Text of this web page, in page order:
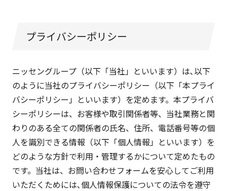
プライバシーポリシー
ニッセングループ（以下「当社」といいます）は､以下
のように当社のプライバシーポリシー（以下「本プライ
バシーポリシー」といいます）を定めます。本プライバ
シーポリシーは、お客様や取引関係者等、当社業務と関
わりのある全ての関係者の氏名、住所、電話番号等の個
人を識別できる情報（以下「個人情報」といいます）を
どのような方針で利用・管理するかについて定めたもの
です。当社は、お問い合わせフォームを安心してご利用
いただくためには､個人情報保護についての法令を遵守